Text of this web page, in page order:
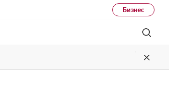
Бизнес
Close